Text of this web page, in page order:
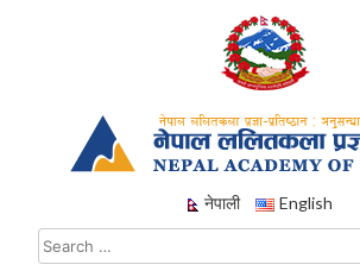
नेपाली English